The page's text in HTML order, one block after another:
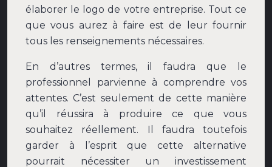
élaborer le logo de votre entreprise. Tout ce
que vous aurez à faire est de leur fournir
tous les renseignements nécessaires.
En d’autres termes, il faudra que le
professionnel parvienne à comprendre vos
attentes. C’est seulement de cette manière
qu’il réussira à produire ce que vous
souhaitez réellement. Il faudra toutefois
garder à l’esprit que cette alternative
pourrait nécessiter un investissement